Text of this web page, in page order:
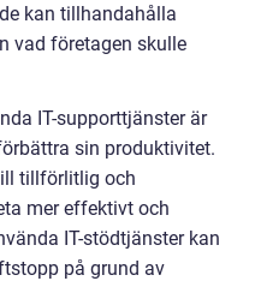
kan tillhandahålla
vad företagen skulle
IT-supporttjänster är
sin produktivitet.
tillförlitlig och
mer effektivt och
IT-stödtjänster kan
på grund av